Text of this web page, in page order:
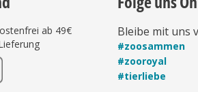
ab 49€
Bleibe mit uns
#zoosammen
#zooroyal
#tierliebe